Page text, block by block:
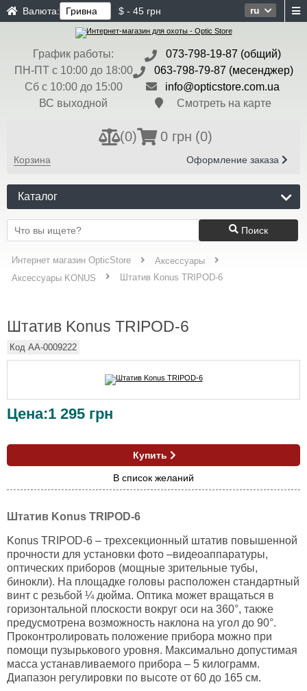
ru
Валюта: $ - 45 грн
График работы:
ПН-ПТ с 10:00 до 18:00
Сб с 10:00 до 15:00
ВС выходной
073-798-19-87 (общий)
063-798-79-87 (месенджер)
info@opticstore.com.ua
Смотреть на карте
(0) 0 грн (0)
Корзина Оформление заказа
Каталог
Поиск
Интернет магазин OpticStore
Аксессуары
Аксессуары KONUS
Штатив Konus TRIPOD-6
Штатив Konus TRIPOD-6
Код AA-0009222
Цена:1 295 грн
Купить
В список желаний
Штатив Konus TRIPOD-6
Konus TRIPOD-6 – трехсекционный штатив повышенной
прочности для установки фото –видеоаппаратуры,
оптических приборов (мощные зрительные тубы,
бинокли). На площадке головы расположен стандартный
винт с резьбой ¼ дюйма. Оптика может вращаться в
горизонтальной плоскости вокруг оси на 360°, также
предусмотрена возможность наклона на угол до 90°.
Проконтролировать положение прибора можно при
помощи пузырькового уровня. Максимально допустимая
масса устанавливаемого прибора – 5 килограмм.
Диапазон регулировки по высоте от 60 до 165 см.